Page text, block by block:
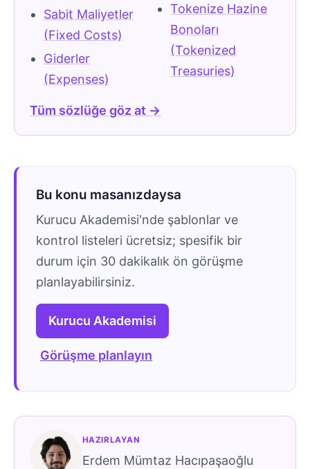
Sabit Maliyetler
(Fixed Costs)
Giderler
(Expenses)
Tokenize Hazine
Bonoları
(Tokenized
Treasuries)
Tüm sözlüğe göz at →
Bu konu masanızdaysa
Kurucu Akademisi'nde şablonlar ve
kontrol listeleri ücretsiz; spesifik bir
durum için 30 dakikalık ön görüşme
planlayabilirsiniz.
Kurucu Akademisi
Görüşme planlayın
HAZIRLAYAN
Erdem Mümtaz Hacıpaşaoğlu